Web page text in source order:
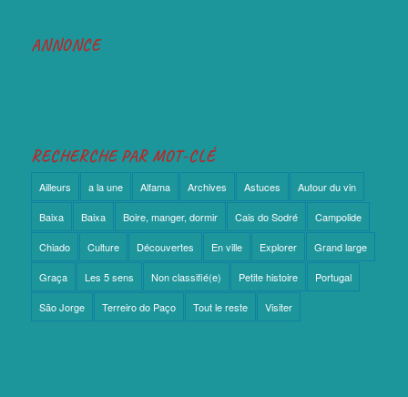
ANNONCE
RECHERCHE PAR MOT-CLÉ
Ailleurs a la une Alfama Archives Astuces Autour du vin
Baixa Baixa Boire, manger, dormir Cais do Sodré Campolide
Chiado Culture Découvertes En ville Explorer Grand large
Graça Les 5 sens Non classifié(e) Petite histoire Portugal
São Jorge Terreiro do Paço Tout le reste Visiter